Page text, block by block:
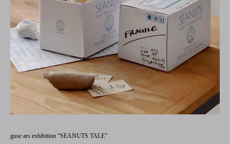
guse ars exhibition “SEANUTS TALE”